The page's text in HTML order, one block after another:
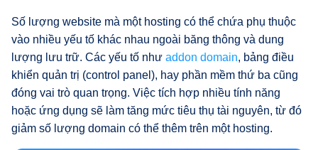
Số lượng website mà một hosting có thể chứa phụ thuộc
vào nhiều yếu tố khác nhau ngoài băng thông và dung
lượng lưu trữ. Các yếu tố như addon domain, bảng điều
khiển quản trị (control panel), hay phần mềm thứ ba cũng
đóng vai trò quan trọng. Việc tích hợp nhiều tính năng
hoặc ứng dụng sẽ làm tăng mức tiêu thụ tài nguyên, từ đó
giảm số lượng domain có thể thêm trên một hosting.